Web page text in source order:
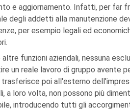
e aggiornamento. Infatti, per far
degli addetti alla manutenzione
per esempio legali ed
funzioni aziendali, nessuna
un reale lavoro di gruppo avente
poi all'esterno
a loro volta, non possono più
introducendo tutti gli